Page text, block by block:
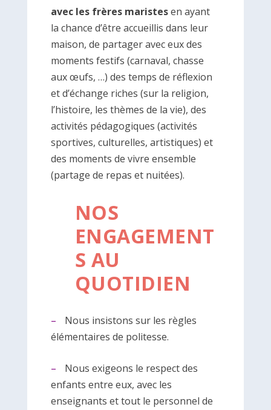
avec les frères maristesen ayant
la chance d’être accueillis dans leur
maison, de partager avec eux des
moments festifs (carnaval, chasse
aux œufs, …) des temps de réflexion
et d’échange riches (sur la religion,
l’histoire, les thèmes de la vie), des
activités pédagogiques (activités
sportives, culturelles, artistiques) et
des moments de vivre ensemble
(partage de repas et nuitées).
NOS
ENGAGEMENT
S AU
QUOTIDIEN
–
Nous insistons sur les règles
élémentaires de politesse.
–
Nous exigeons le respect des
enfants entre eux, avec les
enseignants et tout le personnel de